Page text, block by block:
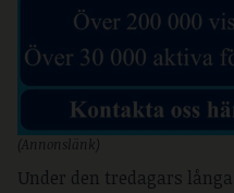
(Annonslänk)
Under den tredagars